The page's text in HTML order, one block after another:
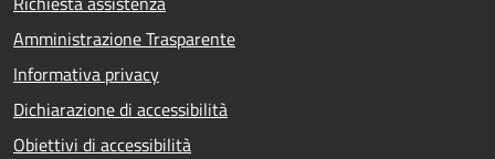
Amministrazione Trasparente
Informativa privacy
Dichiarazione di accessibilità
Obiettivi di accessibilità